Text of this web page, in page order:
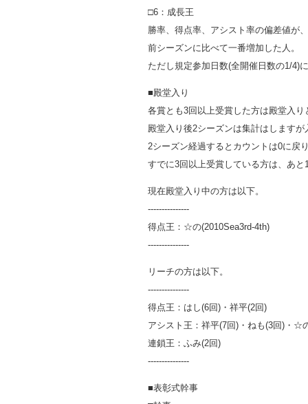
□6：成長王
勝率、得点率、アシスト率の偏差値が、
前シーズンに比べて一番増加した人。
ただし規定参加日数(全開催日数の1/4)
■殿堂入り
各賞とも3回以上受賞した方は殿堂入り
殿堂入り後2シーズンは集計はしますが
2シーズン経過するとカウントは0に戻
すでに3回以上受賞している方は、あ
現在殿堂入り中の方は以下。
---------------
得点王：☆の(2010Sea3rd-4th)
---------------
リーチの方は以下。
---------------
得点王：はし(6回)・祥平(2回)
アシスト王：祥平(7回)・ねも(3回)・☆
連鎖王：ふみ(2回)
---------------
■表彰式幹事